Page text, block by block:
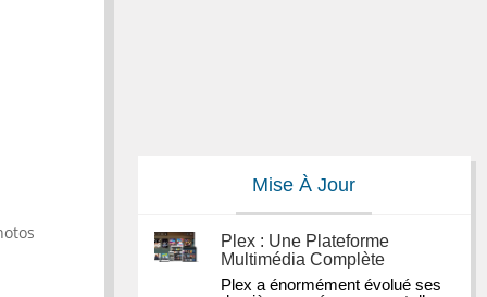
Mise À Jour
Plex : Une Plateforme
Multimédia Complète
Plex a énormément évolué ses